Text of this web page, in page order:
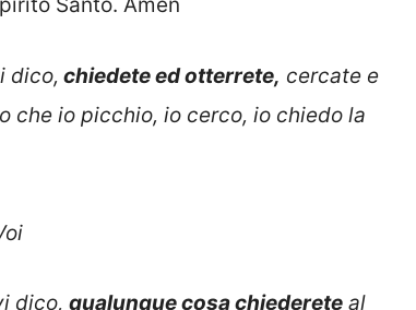
Santo. Amen
dico, chiedete ed otterrete, cercate e
che io picchio, io cerco, io chiedo la
dico, qualunque cosa chiederete al